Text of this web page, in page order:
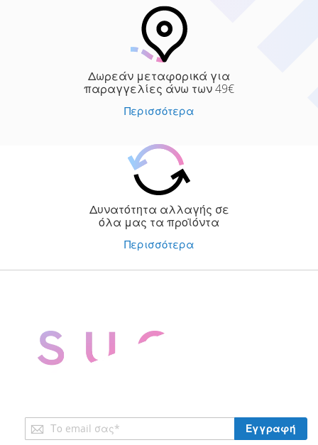
Δωρεάν μεταφορικά για
παραγγελίες άνω των 49€
Περισσότερα
Δυνατότητα αλλαγής σε
όλα μας τα προϊόντα
Περισσότερα
Εγγραφή
στο
Εγγραφή